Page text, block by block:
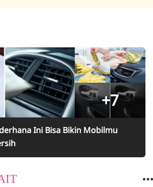
+7
Ini Bisa Bikin Mobilmu